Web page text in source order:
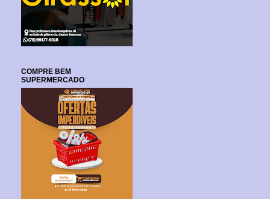
COMPRE BEM
SUPERMERCADO